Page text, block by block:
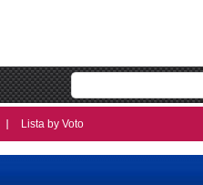
Lista by Voto